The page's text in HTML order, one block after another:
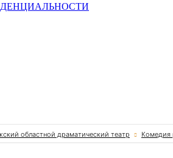
областной драматический театр Комедия